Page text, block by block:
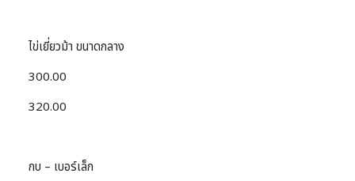
ไข่เยี่ยวม้า ขนาดกลาง
300.00
320.00
กบ – เบอร์เล็ก